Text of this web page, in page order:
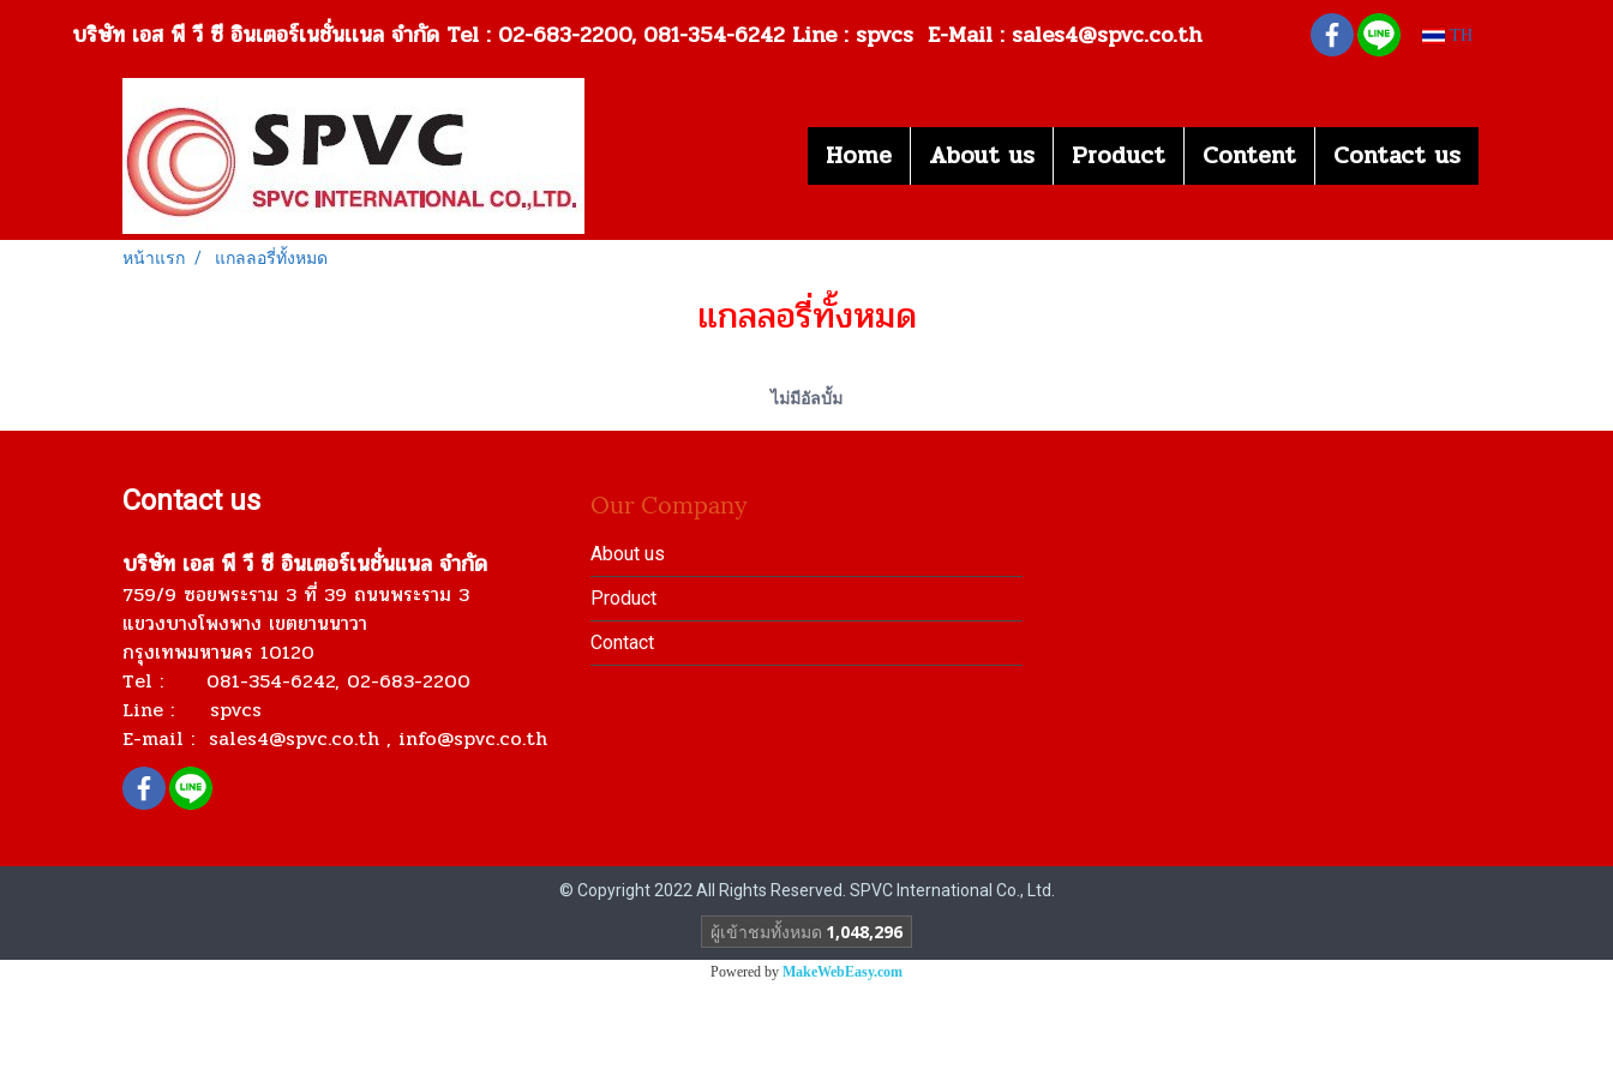
บริษัท เอส พี วี ซี อินเตอร์เนชั่นเเนล จำกัด Tel : 02-683-2200, 081-354-6242 Line : spvcs E-Mail : sales4@spvc.co.th TH
Home About us Product Content Contact us
หน้าแรก แกลลอรี่ทั้งหมด
แกลลอรี่ทั้งหมด
ไม่มีอัลบั้ม
Contact us
บริษัท เอส พี วี ซี อินเตอร์เนชั่นแนล จำกัด
759/9 ซอยพระราม 3 ที่ 39 ถนนพระราม 3
แขวงบางโพงพาง เขตยานนาวา
กรุงเทพมหานคร 10120
Tel : 081-354-6242, 02-683-2200
Line : spvcs
E-mail : sales4@spvc.co.th , info@spvc.co.th
Our Company
About us
Product
Contact
© Copyright 2022 All Rights Reserved. SPVC International Co., Ltd.
ผู้เข้าชมทั้งหมด 1,048,296
Powered by MakeWebEasy.com